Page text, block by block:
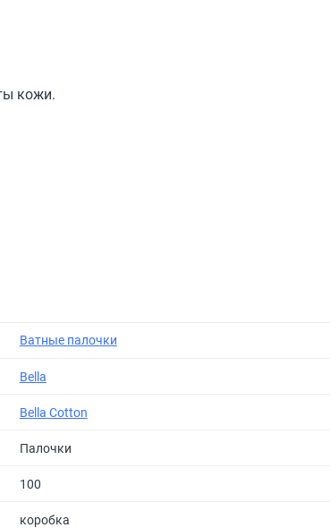
кожи.
Ватные палочки
Bella
Bella Cotton
Палочки
100
коробка